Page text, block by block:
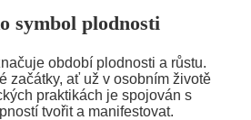
symbol plodnosti
období plodnosti a růstu.
začátky, ať už v osobním životě
praktikách je spojován s
tvořit a manifestovat.